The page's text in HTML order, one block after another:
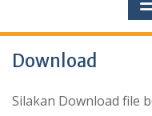
Download
Silakan Download file